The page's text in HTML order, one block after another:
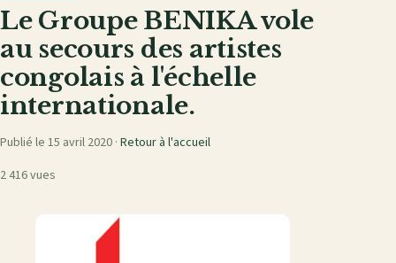
Le Groupe BENIKA vole
au secours des artistes
congolais à l'échelle
internationale.
Publié le 15 avril 2020 · Retour à l'accueil
2 416 vues